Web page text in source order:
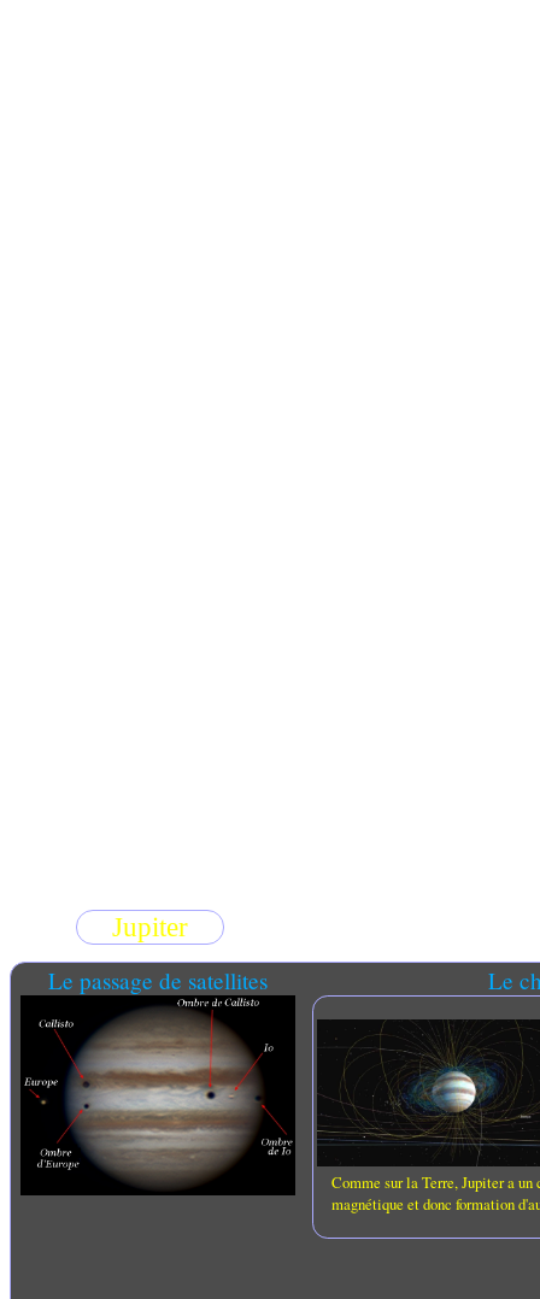
Jupiter
Le passage de satellites Le
Comme sur la Terre, Jupiter a un
magnétique et donc formation